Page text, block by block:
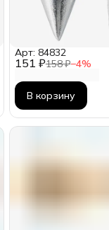
151 ₽158 ₽−4%
Арт: 84832
В корзину